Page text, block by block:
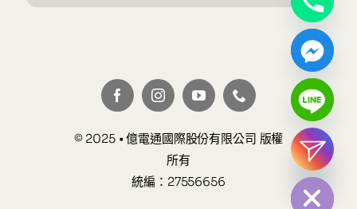
© 2025 • 億電通國際股份有限公司 版權
所有
統編：27556656
Hide
chaty